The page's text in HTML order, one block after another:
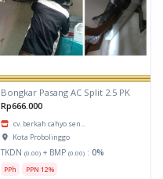
Bongkar Pasang AC Split 2.5 PK
Rp666.000
cv. berkah cahyo sen...
Kota Probolinggo
TKDN (0.00) + BMP (0.00) : 0%
PPh PPN 12%